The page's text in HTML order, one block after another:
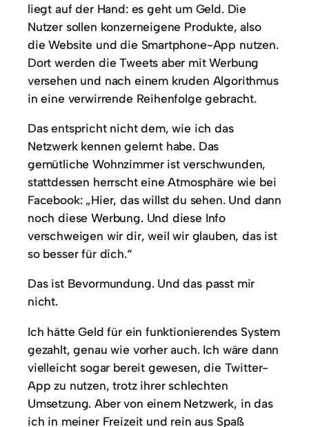
liegt auf der Hand: es geht um Geld. Die
Nutzer sollen konzerneigene Produkte, also
die Website und die Smartphone-App nutzen.
Dort werden die Tweets aber mit Werbung
versehen und nach einem kruden Algorithmus
in eine verwirrende Reihenfolge gebracht.
Das entspricht nicht dem, wie ich das
Netzwerk kennen gelernt habe. Das
gemütliche Wohnzimmer ist verschwunden,
stattdessen herrscht eine Atmosphäre wie bei
Facebook: „Hier, das willst du sehen. Und dann
noch diese Werbung. Und diese Info
verschweigen wir dir, weil wir glauben, das ist
so besser für dich.“
Das ist Bevormundung. Und das passt mir
nicht.
Ich hätte Geld für ein funktionierendes System
gezahlt, genau wie vorher auch. Ich wäre dann
vielleicht sogar bereit gewesen, die Twitter-
App zu nutzen, trotz ihrer schlechten
Umsetzung. Aber von einem Netzwerk, in das
ich in meiner Freizeit und rein aus Spaß